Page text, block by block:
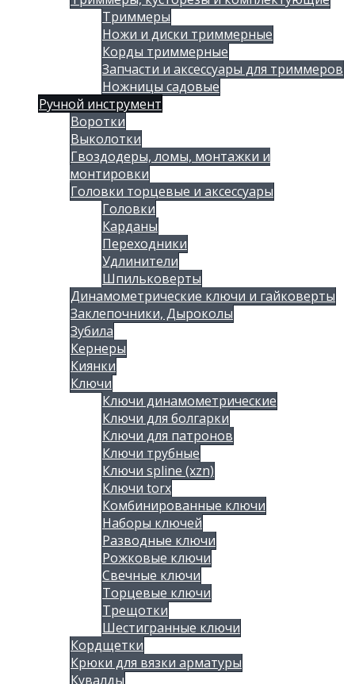
Триммеры
Ножи и диски триммерные
Корды триммерные
Запчасти и аксессуары для триммеров
Ножницы садовые
Ручной инструмент
Воротки
Выколотки
Гвоздодеры, ломы, монтажки и
монтировки
Головки торцевые и аксессуары
Головки
Карданы
Переходники
Удлинители
Шпильковерты
Динамометрические ключи и гайковерты
Заклепочники, Дыроколы
Зубила
Кернеры
Киянки
Ключи
Ключи динамометрические
Ключи для болгарки
Ключи для патронов
Ключи трубные
Ключи spline (xzn)
Ключи torx
Комбинированные ключи
Наборы ключей
Разводные ключи
Рожковые ключи
Свечные ключи
Торцевые ключи
Трещотки
Шестигранные ключи
Кордщетки
Крюки для вязки арматуры
Кувалды